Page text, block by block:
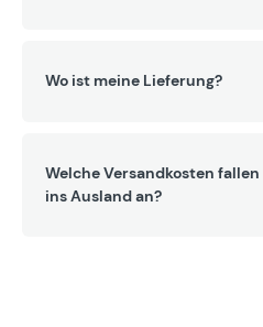
Wo ist meine Lieferung?
Welche Versandkosten
ins Ausland an?